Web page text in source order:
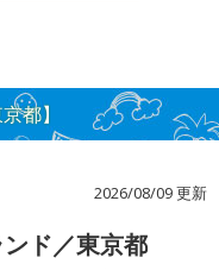
都】
2026/08/09 更新
ド／東京都